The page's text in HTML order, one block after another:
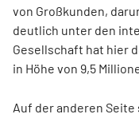
von Großkunden,
deutlich unter den
Gesellschaft hat hier
in Höhe von 9,5
Auf der anderen